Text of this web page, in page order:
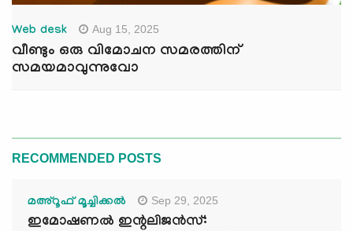
Web desk Aug 15, 2025
വീണ്ടും ഒരു വിമോചന സമരത്തിന്
സമയമാവുന്നുവോ
RECOMMENDED POSTS
മഅ്റൂഫ് മൂച്ചിക്കല്‍ Sep 29, 2025
ഇമോഷണൽ ഇന്റലിജൻസ്: